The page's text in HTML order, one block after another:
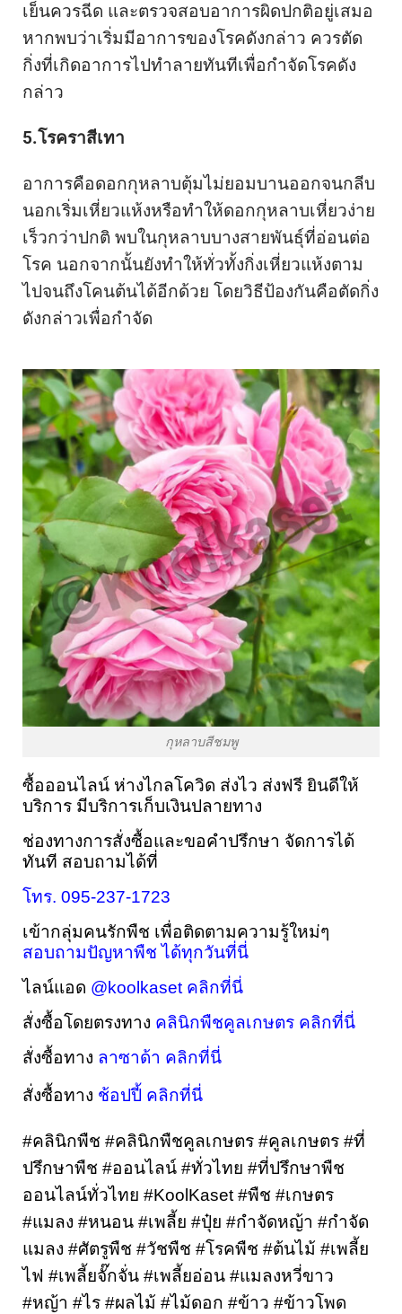
เย็นควรฉีด และตรวจสอบอาการผิดปกติอยู่เสมอ
หากพบว่าเริ่มมีอาการของโรคดังกล่าว ควรตัด
กิ่งที่เกิดอาการไปทำลายทันทีเพื่อกำจัดโรคดัง
กล่าว
5.โรคราสีเทา
อาการคือดอกกุหลาบตุ้มไม่ยอมบานออกจนกลีบ
นอกเริ่มเหี่ยวแห้งหรือทำให้ดอกกุหลาบเหี่ยวง่าย
เร็วกว่าปกติ พบในกุหลาบบางสายพันธุ์ที่อ่อนต่อ
โรค นอกจากนั้นยังทำให้ทั่วทั้งกิ่งเหี่ยวแห้งตาม
ไปจนถึงโคนต้นได้อีกด้วย โดยวิธีป้องกันคือตัดกิ่ง
ดังกล่าวเพื่อกำจัด
กุหลาบสีชมพู
ซื้อออนไลน์ ห่างไกลโควิด ส่งไว ส่งฟรี ยินดีให้
บริการ มีบริการเก็บเงินปลายทาง
ช่องทางการสั่งซื้อและขอคำปรึกษา จัดการได้
ทันที สอบถามได้ที่
โทร. 095-237-1723
สอบถามปัญหาพืช ได้ทุกวันที่นี่
ไลน์แอด @koolkaset คลิกที่นี่
สั่งซื้อโดยตรงทาง คลินิกพืชคูลเกษตร คลิกที่นี่
สั่งซื้อทาง ลาซาด้า คลิกที่นี่
สั่งซื้อทาง ช้อปปี้ คลิกที่นี่
#คลินิกพืช #คลินิกพืชคูลเกษตร #คูลเกษตร #ที่
ปรึกษาพืช #ออนไลน์ #ทั่วไทย #ที่ปรึกษาพืช
ออนไลน์ทั่วไทย #KoolKaset #พืช #เกษตร
#แมลง #หนอน #เพลี้ย #ปุ๋ย #กำจัดหญ้า #กำจัด
แมลง #ศัตรูพืช #วัชพืช #โรคพืช #ต้นไม้ #เพลี้ย
ไฟ #เพลี้ยจั๊กจั่น #เพลี้ยอ่อน #แมลงหวี่ขาว
#หญ้า #ไร #ผลไม้ #ไม้ดอก #ข้าว #ข้าวโพด